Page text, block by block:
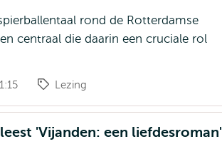
rond de Rotterdamse
centraal die daarin een cruciale rol
Lezing
'Vijanden: een liefdesroman'